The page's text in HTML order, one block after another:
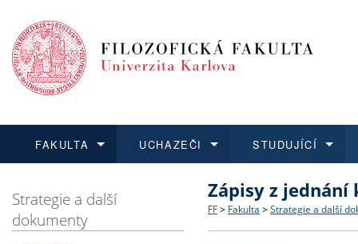
FAKULTA
Dozvědět se více
Struktura a historie
Strategie a další
UCHAZEČI
Podat přihlášku
Co studovat a jak se
Učitelské studijní
STUDUJÍCÍ
Dozvědět se více
Bakalářské a magisterské
Doktorské studium
Dozvědět se více
O vědě a výzkumu na FF
Akademické kvalifikace
Dozvědět se více
Aktuální nabídky a
Vyjíždějící studenti
Strategie a další
dokumenty
Zápisy z jednání
FF > Fakulta > Strategie a další